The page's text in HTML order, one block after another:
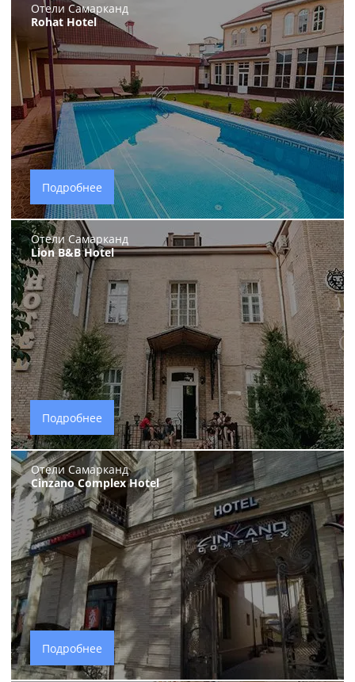
Отели Самарканд
Rohat Hotel
Подробнее
Отели Самарканд
Lion B&B Hotel
Подробнее
Отели Самарканд
Cinzano Complex Hotel
Подробнее